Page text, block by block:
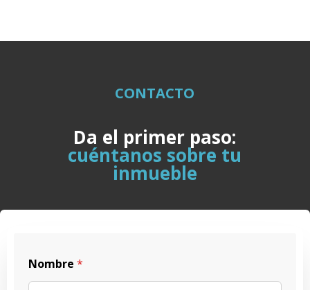
CONTACTO
Da el primer paso:
cuéntanos sobre tu
inmueble
Nombre *